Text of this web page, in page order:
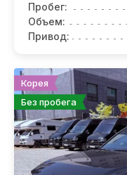
Пробег:
Объем:
Привод:
Корея
Без пробега